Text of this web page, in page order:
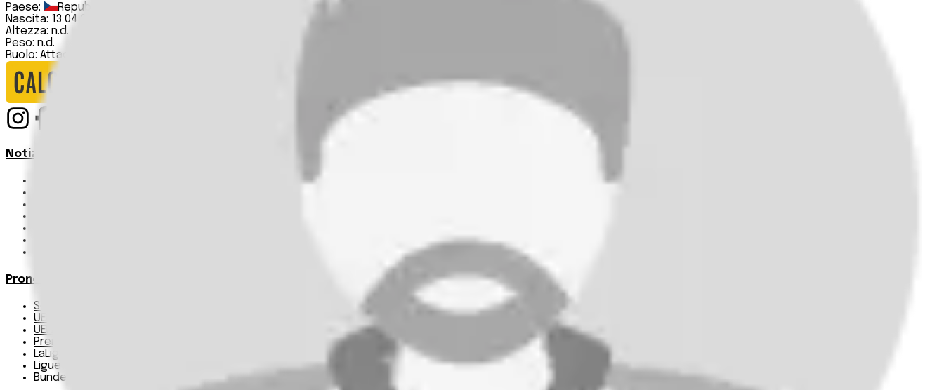
Paese:
Repubblica Ceca
Nascita: 13 04 2001
Altezza: n.d.
Peso: n.d.
Ruolo: Attaccante
Notizie
Pronostici
Serie A
UEFA Champions League Teams
UEFA Europa League Teams
Premier League
LaLiga
Ligue 1
Bundesliga